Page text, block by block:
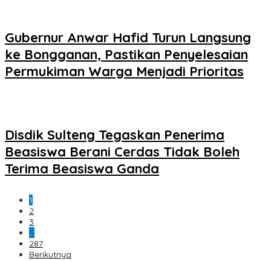
Gubernur Anwar Hafid Turun Langsung
ke Bongganan, Pastikan Penyelesaian
Permukiman Warga Menjadi Prioritas
Disdik Sulteng Tegaskan Penerima
Beasiswa Berani Cerdas Tidak Boleh
Terima Beasiswa Ganda
1
2
3
…
287
Berikutnya